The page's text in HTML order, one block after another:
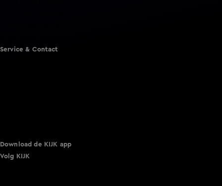
Service & Contact
Download de KIJK app
Volg KIJK